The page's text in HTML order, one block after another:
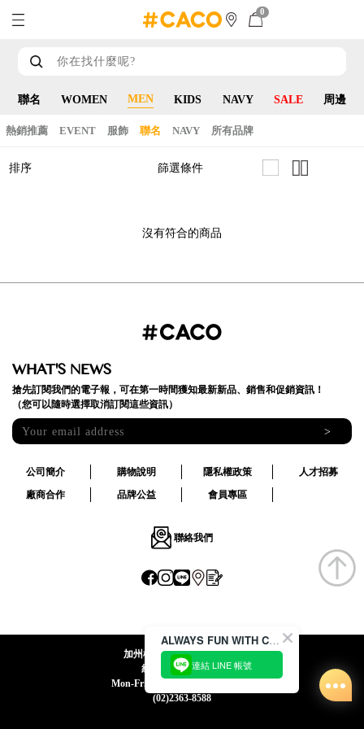
0
聯名 WOMEN MEN KIDS NAVY SALE 周邊
熱銷推薦 EVENT 服飾 聯名 NAVY 所有品牌
排序 篩選條件
沒有符合的商品
WHAT'S NEWS
搶先訂閱我們的電子報，可在第一時間獲知最新新品、銷售和促銷資訊！
（您可以隨時選擇取消訂閱這些資訊）
>
公司簡介 購物說明 隱私權政策
人才招募
廠商合作
品牌公益 會員專區
聯絡我們
加州椰子國際股份有限公司
統一編號:24492069
Mon-Fri 09:00-12:30 / 13:30-18:00
(02)2363-8588
ALWAYS FUN WITH CACO !
連結 LINE 帳號